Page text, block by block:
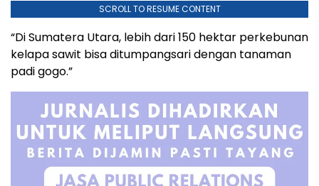
SCROLL TO RESUME CONTENT
“Di Sumatera Utara, lebih dari 150 hektar perkebunan
kelapa sawit bisa ditumpangsari dengan tanaman
padi gogo.”